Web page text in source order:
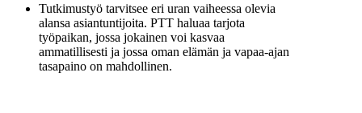
Tutkimustyö tarvitsee eri uran vaiheessa olevia
alansa asiantuntijoita. PTT haluaa tarjota
työpaikan, jossa jokainen voi kasvaa
ammatillisesti ja jossa oman elämän ja vapaa-ajan
tasapaino on mahdollinen.